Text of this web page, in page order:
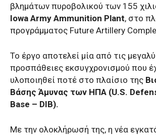
βλημάτων πυροβολικού των 155
Iowa Army Ammunition Plant, στο
προγράμματος Future Artillery
Το έργο αποτελεί μία από τις
προσπάθειες εκσυγχρονισμού που
υλοποιηθεί ποτέ στο πλαίσιο της
Βάσης Άμυνας των ΗΠΑ (U.S.
Base – DIB).
Με την ολοκλήρωσή της, η νέα